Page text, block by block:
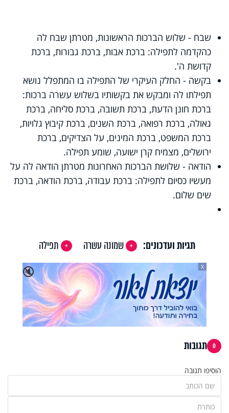
שבח - שלוש הברכות הראשונות, מטרתן שבח לה
כהקדמה לתפילה: ברכת אבות, ברכת גבורות, ברכת
קדושת ה'.
בקשה - החלק העיקרי של התפילה בו המתפלל נושא
תפילתו לה ומבקש את בקשותיו בשלוש עשרה ברכות:
ברכת חונן הדעת, ברכת תשובה, ברכת סליחה, ברכת
גאולה, ברכת רפואה, ברכת השנים, ברכת קיבוץ גלויות,
ברכת המשפט, ברכת המינים, על הצדיקים, ברכת
ירושלים, מצמיח קרן ישועה, שומע תפילה.
הודאה - שלושת הברכות האחרונות מטרתן הודאה לה על
מעשיו כסיום לתפילה: ברכת עבודה, ברכת הודאה, ברכת
שים שלום.
תגיות ועדכונים: שמונה עשרה
תפילה
🔇
X
0 תגובות
הוסיפו תגובה